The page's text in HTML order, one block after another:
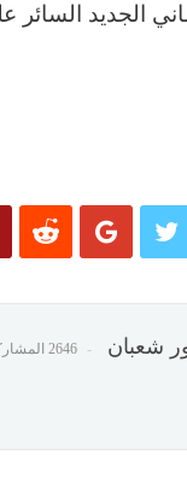
الجديد
شعبان 2646 المشاركات